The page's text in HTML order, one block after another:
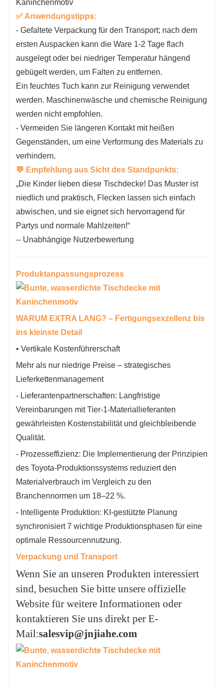
✅ Anwendungstipps:
- Gefaltete Verpackung für den Transport; nach dem
ersten Auspacken kann die Ware 1-2 Tage flach
ausgelegt oder bei niedriger Temperatur hängend
gebügelt werden, um Falten zu entfernen.
Ein feuchtes Tuch kann zur Reinigung verwendet
werden. Maschinenwäsche und chemische Reinigung
werden nicht empfohlen.
- Vermeiden Sie längeren Kontakt mit heißen
Gegenständen, um eine Verformung des Materials zu
verhindern.
💬 Empfehlung aus Sicht des Standpunkts:
„Die Kinder lieben diese Tischdecke! Das Muster ist
niedlich und praktisch, Flecken lassen sich einfach
abwischen, und sie eignet sich hervorragend für
Partys und normale Mahlzeiten!“
-- Unabhängige Nutzerbewertung
Produktanpassungsprozess
WARUM EXTRA LANG? – Fertigungsexzellenz bis
ins kleinste Detail
• Vertikale Kostenführerschaft
Mehr als nur niedrige Preise – strategisches
Lieferkettenmanagement
- Lieferantenpartnerschaften: Langfristige
Vereinbarungen mit Tier-1-Materiallieferanten
gewährleisten Kostenstabilität und gleichbleibende
Qualität.
- Prozesseffizienz: Die Implementierung der Prinzipien
des Toyota-Produktionssystems reduziert den
Materialverbrauch im Vergleich zu den
Branchennormen um 18–22 %.
- Intelligente Produktion: KI-gestützte Planung
synchronisiert 7 wichtige Produktionsphasen für eine
optimale Ressourcennutzung.
Verpackung und Transport
Wenn Sie an unseren Produkten interessiert
sind, besuchen Sie bitte unsere offizielle
Website für weitere Informationen oder
kontaktieren Sie uns direkt per E-
Mail:salesvip@jnjiahe.com